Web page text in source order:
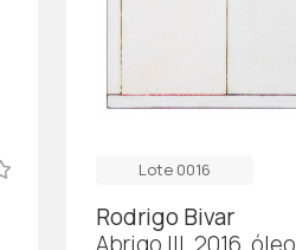
Lote 0016
Rodrigo Bivar